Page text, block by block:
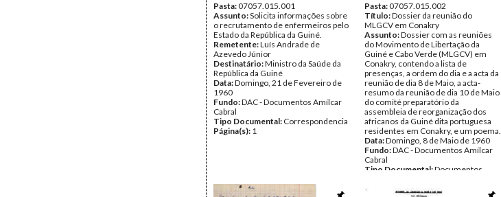
Pasta:07057.015.001
Assunto:Solicita informações sobre
o recrutamento de enfermeiros pelo
Estado da República da Guiné.
Remetente:Luís Andrade de
Azevedo Júnior
Destinatário:Ministro da Saúde da
República da Guiné
Data:Domingo, 21 de Fevereiro de
1960
Fundo:DAC - Documentos Amílcar
Cabral
Tipo Documental: Correspondencia
Página(s): 1
Pasta:07057.015.002
Título:Dossier da reunião do
MLGCV em Conakry
Assunto:Dossier com as reuniões
do Movimento de Libertação da
Guiné e Cabo Verde (MLGCV) em
Conakry, contendo a lista de
presenças, a ordem do dia e a acta da
reunião de dia 8 de Maio, a acta-
resumo da reunião de dia 10 de Maio
do comité preparatório da
assembleia de reorganização dos
africanos da Guiné dita portuguesa
residentes em Conakry, e um poema.
Data:Domingo, 8 de Maio de 1960
Fundo:DAC - Documentos Amílcar
Cabral
Tipo Documental:Documentos